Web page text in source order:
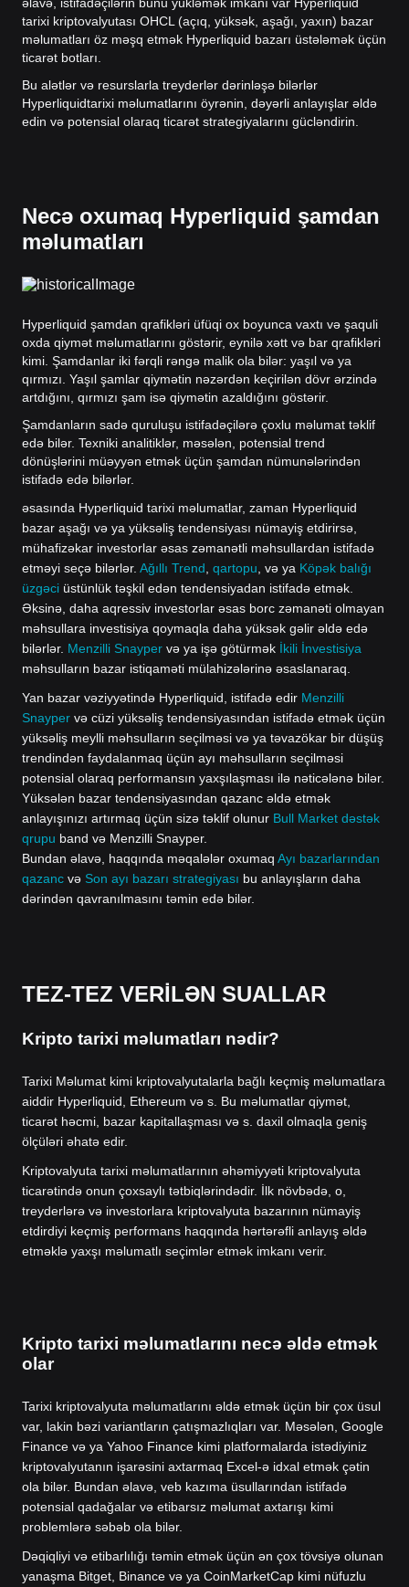
tarixi kriptovalyutası OHCL (açıq, yüksək, aşağı, yaxın) bazar
məlumatları öz məşq etmək Hyperliquid bazarı üstələmək üçün
ticarət botları.
Bu alətlər və resurslarla treyderlər dərinləşə bilərlər
Hyperliquidtarixi məlumatlarını öyrənin, dəyərli anlayışlar əldə
edin və potensial olaraq ticarət strategiyalarını gücləndirin.
Necə oxumaq Hyperliquid şamdan
məlumatları
Hyperliquid şamdan qrafikləri üfüqi ox boyunca vaxtı və şaquli
oxda qiymət məlumatlarını göstərir, eynilə xətt və bar qrafikləri
kimi. Şamdanlar iki fərqli rəngə malik ola bilər: yaşıl və ya
qırmızı. Yaşıl şamlar qiymətin nəzərdən keçirilən dövr ərzində
artdığını, qırmızı şam isə qiymətin azaldığını göstərir.
Şamdanların sadə quruluşu istifadəçilərə çoxlu məlumat təklif
edə bilər. Texniki analitiklər, məsələn, potensial trend
dönüşlərini müəyyən etmək üçün şamdan nümunələrindən
istifadə edə bilərlər.
əsasında Hyperliquid tarixi məlumatlar, zaman Hyperliquid
bazar aşağı və ya yüksəliş tendensiyası nümayiş etdirirsə,
mühafizəkar investorlar əsas zəmanətli məhsullardan istifadə
etməyi seçə bilərlər. Ağıllı Trend qartopu , və ya Köpək balığı
üzgəci üstünlük təşkil edən tendensiyadan istifadə etmək.
Əksinə, daha aqressiv investorlar əsas borc zəmanəti olmayan
məhsullara investisiya qoymaqla daha yüksək gəlir əldə edə
bilərlər. Menzilli Snayper və ya işə götürmək İkili İnvestisiya
məhsulların bazar istiqaməti mülahizələrinə əsaslanaraq.
Yan bazar vəziyyətində Hyperliquid, istifadə edir Menzilli
Snayper və cüzi yüksəliş tendensiyasından istifadə etmək üçün
yüksəliş meylli məhsulların seçilməsi və ya təvazökar bir düşüş
trendindən faydalanmaq üçün ayı məhsulların seçilməsi
potensial olaraq performansın yaxşılaşması ilə nəticələnə bilər.
Yüksələn bazar tendensiyasından qazanc əldə etmək
anlayışınızı artırmaq üçün sizə təklif olunur Bull Market dəstək
qrupu band və Menzilli Snayper.
Bundan əlavə, haqqında məqalələr oxumaq Ayı bazarlarından
qazanc və Son ayı bazarı strategiyası bu anlayışların daha
dərindən qavranılmasını təmin edə bilər.
TEZ-TEZ VERİLƏN SUALLAR
Kripto tarixi məlumatları nədir?
Tarixi Məlumat kimi kriptovalyutalarla bağlı keçmiş məlumatlara
aiddir Hyperliquid, Ethereum və s. Bu məlumatlar qiymət,
ticarət həcmi, bazar kapitallaşması və s. daxil olmaqla geniş
ölçüləri əhatə edir.
Kriptovalyuta tarixi məlumatlarının əhəmiyyəti kriptovalyuta
ticarətində onun çoxsaylı tətbiqlərindədir. İlk növbədə, o,
treyderlərə və investorlara kriptovalyuta bazarının nümayiş
etdirdiyi keçmiş performans haqqında hərtərəfli anlayış əldə
etməklə yaxşı məlumatlı seçimlər etmək imkanı verir.
Kripto tarixi məlumatlarını necə əldə etmək
olar
Tarixi kriptovalyuta məlumatlarını əldə etmək üçün bir çox üsul
var, lakin bəzi variantların çatışmazlıqları var. Məsələn, Google
Finance və ya Yahoo Finance kimi platformalarda istədiyiniz
kriptovalyutanın işarəsini axtarmaq Excel-ə idxal etmək çətin
ola bilər. Bundan əlavə, veb kazıma üsullarından istifadə
potensial qadağalar və etibarsız məlumat axtarışı kimi
problemlərə səbəb ola bilər.
Dəqiqliyi və etibarlılığı təmin etmək üçün ən çox tövsiyə olunan
yanaşma Bitget, Binance və ya CoinMarketCap kimi nüfuzlu